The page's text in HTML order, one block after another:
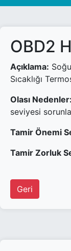
OBD2
Açıklama:
Sıcaklığı
Olası Nedenler:
seviyesi
Tamir Önemi
Tamir Zorluk
Geri